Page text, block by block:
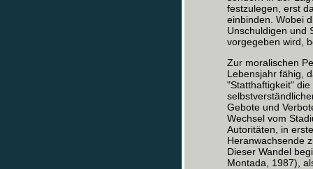
festzulegen, erst
einbinden. Wobei
Unschuldigen und
vorgegeben wird,
Zur moralischen
Lebensjahr fähig,
"Statthaftigkeit"
Gebote und
Wechsel vom
Autoritäten, in
Heranwachsende
Dieser Wandel
Montada, 1987),